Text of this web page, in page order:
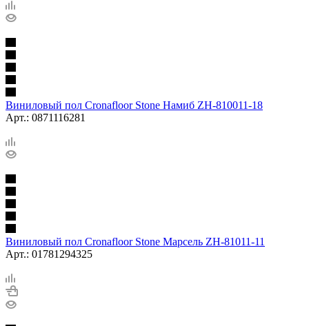
Виниловый пол Cronafloor Stone Намиб ZH-810011-18
Арт.: 0871116281
Виниловый пол Cronafloor Stone Марсель ZH-81011-11
Арт.: 01781294325